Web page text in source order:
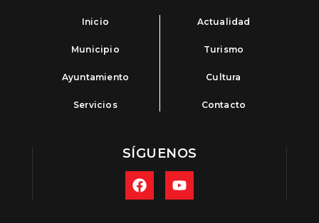
Inicio
Municipio
Ayuntamiento
Servicios
Actualidad
Turismo
Cultura
Contacto
SÍGUENOS